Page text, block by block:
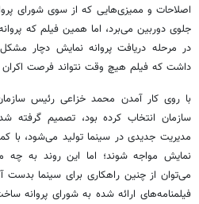
اصلاحات و ممیزی‌هایی که از سوی شورای
جلوی دوربین می‌برد، اما همین فیلم که
در مرحله دریافت پروانه نمایش دچار
داشت که فیلم هیچ وقت نتواند فرصت
با روی کار آمدن محمد خزاعی رئیس
سازمان انتخاب کرده بود، تصمیم گرفته
مدیریت جدیدی در سینما تولید می‌شود، با
نمایش مواجه شوند؛ اما این روند به چه
می‌توان از چنین راهکاری برای سینما
فیلمنامه‌های ارائه شده به شورای پروانه